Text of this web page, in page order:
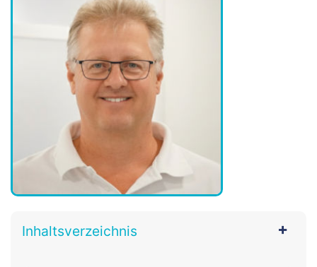
Inhaltsverzeichnis